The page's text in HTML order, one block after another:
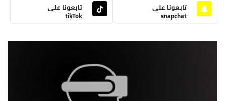
تابعونا على
snapchat
تابعونا على
tikTok